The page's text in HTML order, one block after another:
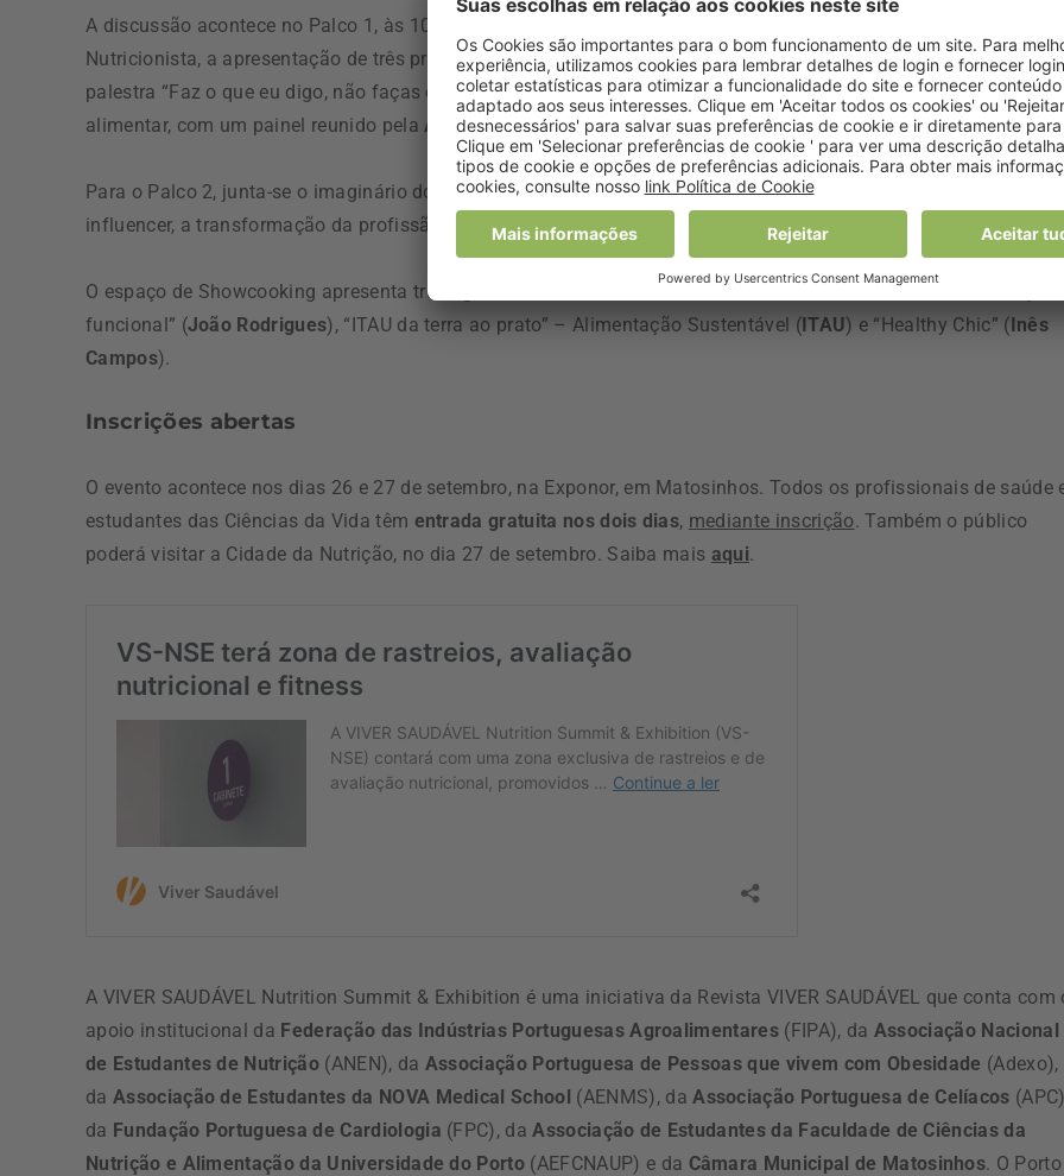
A discussão acontece no Palco 1, às 10h30. Seguem-se um debate sobre a relação entre a Indústria e o
Nutricionista, a apresentação de três projetos vencedores na última edição dos Prémios VIVER SAUDÁVEL, a
palestra “Faz o que eu digo, não faças o que eu faço”, deRodrigo Abreu, e ainda uma aposta da
alimentar, com um painel reunido pela Associação Portuguesa de Nutrição.
Para o Palco 2, junta-se o imaginário do que será a Nutrição em 2035, mas também o profissional de saúde
influencer, a transformação da profissão num negócio e as mais recentes tendências do setor.
​O espaço de Showcooking apresenta três agendamentos:
“Mimosa: O melhor dos dois mundos na alimentação
funcional” (João Rodrigues), “ITAU da terra ao prato” – Alimentação Sustentável (ITAU) e “Healthy Chic” (Inês
Campos).
Inscrições abertas
O evento acontece nos dias 26 e 27 de setembro, na Exponor, em Matosinhos. Todos os profissionais de saúde
estudantes das Ciências da Vida têm entrada gratuita nos dois dias, mediante inscrição. Também o público
poderá visitar a Cidade da Nutrição, no dia 27 de setembro. Saiba mais aqui.
A VIVER SAUDÁVEL Nutrition Summit & Exhibition é uma iniciativa da Revista VIVER SAUDÁVEL que conta com
apoio institucional da Federação das Indústrias Portuguesas Agroalimentares (FIPA), da Associação Nacional
de Estudantes de Nutrição (ANEN), da Associação Portuguesa de Pessoas que vivem com Obesidade (Adexo),
da Associação de Estudantes da NOVA Medical School (AENMS), daAssociação Portuguesa de Celíacos
da Fundação Portuguesa de Cardiologia (FPC), daAssociação de Estudantes da Faculdade de Ciências da
Nutrição e Alimentação da Universidade do Porto (AEFCNAUP) e da Câmara Municipal de Matosinhos. O Porto